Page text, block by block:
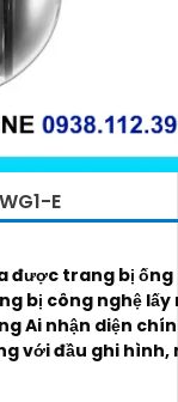
E
được trang bị
bị công nghệ
Ai nhận diện
với đầu ghi hình,